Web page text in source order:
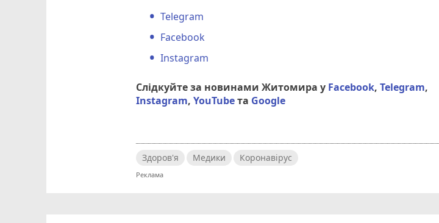
Telegram
Facebook
Instagram
Слідкуйте за новинами Житомира у Facebook,Telegram,
Instagram,YouTubeта Google
Здоров'я Медики Коронавірус